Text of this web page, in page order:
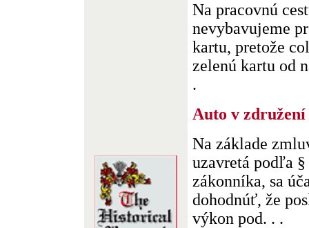
Na pracovnú
nevybavujeme
kartu, pretože
zelenú kartu od
.
Auto v združení
Na základe
uzavretá podľa
zákonníka, sa
dohodnúť, že
výkon pod. . .